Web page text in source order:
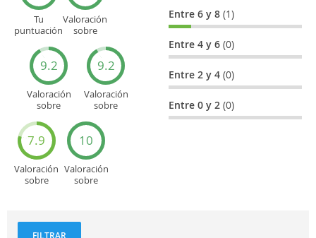
Tu
puntuación
Valoración
sobre
9.2
Valoración
sobre
9.2
Valoración
sobre
turísticos
7.9
Valoración
sobre
10
Valoración
sobre
Entre 6 y 8(1)
Entre 4 y 6(0)
Entre 2 y 4(0)
Entre 0 y 2(0)
FILTRAR